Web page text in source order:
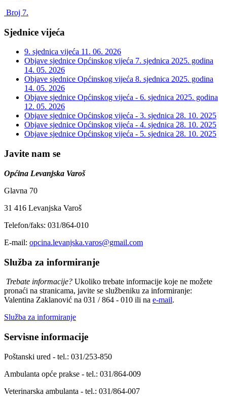
Broj 7.
Sjednice vijeća
9. sjednica vijeća 11. 06. 2026
Objave sjednice Općinskog vijeća 7. sjednica 2025. godina
14. 05. 2026
Objave sjednice Općinskog vijeća 8. sjednica 2025. godina
14. 05. 2026
Objave sjednice Općinskog vijeća - 6. sjednica 2025. godina
12. 05. 2026
Objave sjednice Općinskog vijeća - 3. sjednica 28. 10. 2025
Objave sjednice Općinskog vijeća - 4. sjednica 28. 10. 2025
Objave sjednice Općinskog vijeća - 5. sjednica 28. 10. 2025
Javite nam se
Općina Levanjska Varoš
Glavna 70
31 416 Levanjska Varoš
Telefon/faks: 031/864-010
E-mail: opcina.levanjska.varos@gmail.com
Služba za informiranje
Trebate informacije? Ukoliko trebate informacije koje ne možete
pronaći na stranicama, javite se službeniku za informiranje:
Valentina Zaklanović na 031 / 864 - 010 ili na e-mail.
Služba za informiranje
Servisne informacije
Poštanski ured - tel.: 031/253-850
Ambulanta opće prakse - tel.: 031/864-009
Veterinarska ambulanta - tel.: 031/864-007